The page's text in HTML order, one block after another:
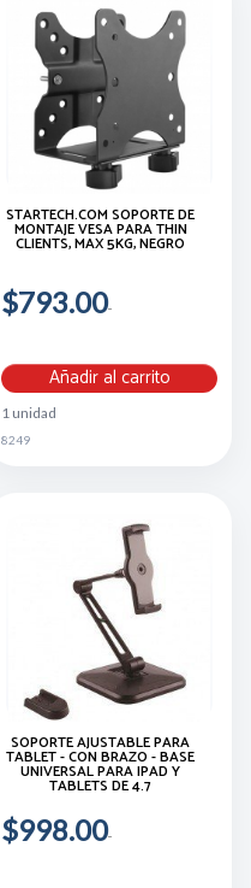
STARTECH.COM SOPORTE DE
MONTAJE VESA PARA THIN
CLIENTS, MAX 5KG, NEGRO
$793.00
Añadir al carrito
1 unidad
8249
SOPORTE AJUSTABLE PARA
TABLET - CON BRAZO - BASE
UNIVERSAL PARA IPAD Y
TABLETS DE 4.7
$998.00